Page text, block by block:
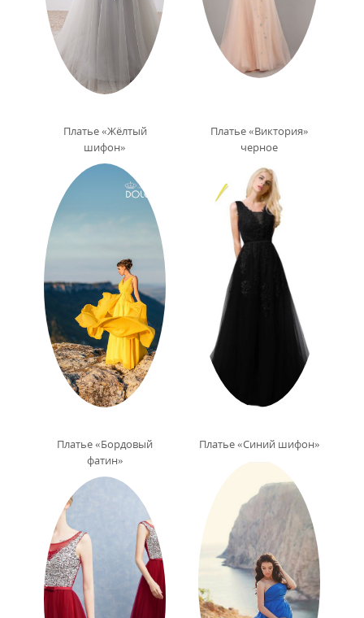
Платье «Жёлтый
шифон»
Платье «Виктория»
черное
Платье «Бордовый
фатин»
Платье «Синий шифон»